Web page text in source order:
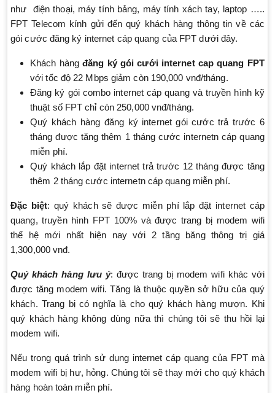
như điện thoại, máy tính bảng, máy tính xách tay, laptop …..
FPT Telecom kính gửi đến quý khách hàng thông tin về các
gói cước đăng ký internet cáp quang của FPT dưới đây.
Khách hàngđăng ký gói cưới internet cap quang FPT
với tốc độ 22 Mbps giảm còn 190,000 vnđ/tháng.
Đăng ký gói combo internet cáp quang và truyền hình kỹ
thuật số FPT chỉ còn 250,000 vnđ/tháng.
Quý khách hàng đăng ký internet gói cước trả trước 6
tháng được tăng thêm 1 tháng cước internetn cáp quang
miễn phí.
Quý khách lắp đặt internet trả trước 12 tháng được tăng
thêm 2 tháng cước internetn cáp quang miễn phí.
Đặc biệt: quý khách sẽ được miễn phí lắp đặt internet cáp
quang, truyền hình FPT 100% và được trang bị modem wifi
thế hệ mới nhất hiện nay với 2 tầng băng thông trị giá
1,300,000 vnđ.
Quý khách hàng lưu ý: được trang bị modem wifi khác với
được tăng modem wifi. Tăng là thuộc quyền sở hữu của quý
khách. Trang bị có nghĩa là cho quý khách hàng mượn. Khi
quý khách hàng không dùng nữa thì chúng tôi sẽ thu hồi lại
modem wifi.
Nếu trong quá trình sử dụng internet cáp quang của FPT mà
modem wifi bị hư, hỏng. Chúng tôi sẽ thay mới cho quý khách
hàng hoàn toàn miễn phí.